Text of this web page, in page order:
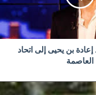
بن يحيى إلى اتحاد
العاصمة